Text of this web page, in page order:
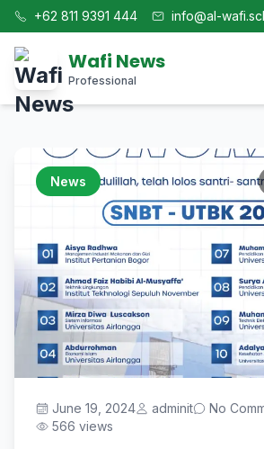
+62 811 9391 444 info@al-
Wafi News
Professional
Home
News
Tech
Blog
Kajian
Prestasi
News
June 19, 2024 adminit
No
566 views